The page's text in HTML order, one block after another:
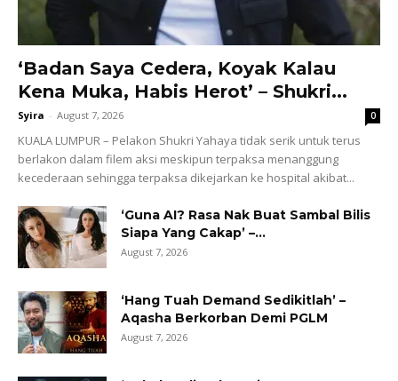
‘Badan Saya Cedera, Koyak Kalau
Kena Muka, Habis Herot’ – Shukri...
Syira - August 7, 2026 0
KUALA LUMPUR – Pelakon Shukri Yahaya tidak serik untuk terus
berlakon dalam filem aksi meskipun terpaksa menanggung
kecederaan sehingga terpaksa dikejarkan ke hospital akibat...
‘Guna AI? Rasa Nak Buat Sambal Bilis
Siapa Yang Cakap’ –...
August 7, 2026
‘Hang Tuah Demand Sedikitlah’ –
Aqasha Berkorban Demi PGLM
August 7, 2026